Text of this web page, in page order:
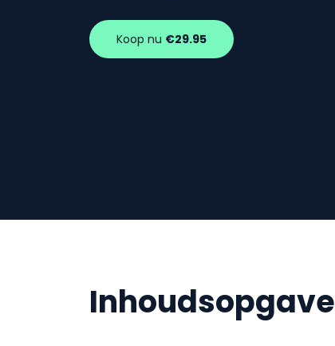
Koop nu €29.95
Inhoudsopgave